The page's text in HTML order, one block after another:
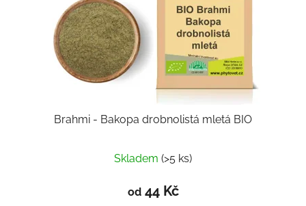
Brahmi - Bakopa drobnolistá mletá BIO
hodnocení
produktu
je
Skladem (>5 ks)
od44 Kč